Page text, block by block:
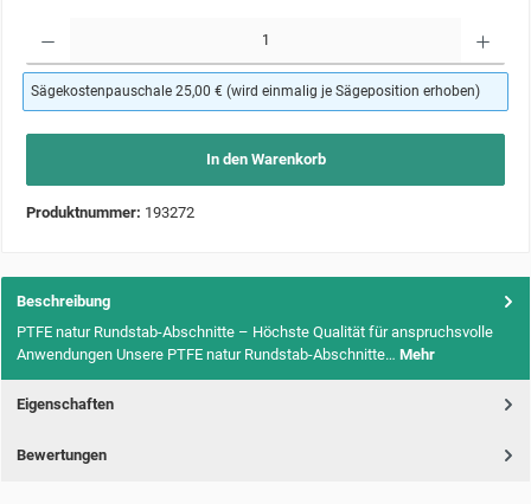
Sägekostenpauschale 25,00 € (wird einmalig je Sägeposition erhoben)
In den Warenkorb
Produktnummer: 193272
Beschreibung
PTFE natur Rundstab-Abschnitte – Höchste Qualität für anspruchsvolle
Anwendungen Unsere PTFE natur Rundstab-Abschnitte… Mehr
Eigenschaften
Bewertungen